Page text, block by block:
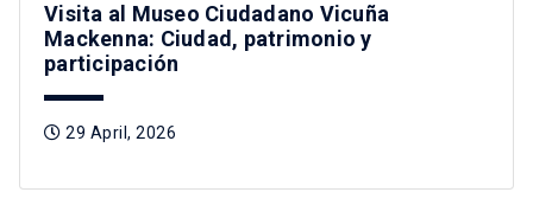
Visita al Museo Ciudadano Vicuña
Mackenna: Ciudad, patrimonio y
participación
29 April, 2026